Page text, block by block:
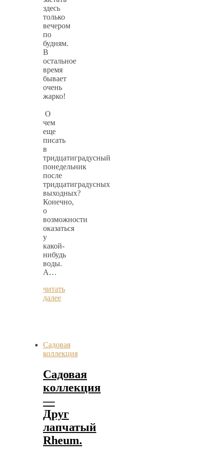
здесь
только
вечером
по
будням.
В
остальное
время
бывает
очень
жарко!
О
чем
еще
писать
в
тридцатиградусный
понедельник
после
тридцатиградусных
выходных?
Конечно,
о
возможности
оказаться
у
какой-
нибудь
воды.
А…
читать
далее
Садовая
коллекция
Садовая
коллекция
—
Друг
лапчатый
Rheum.